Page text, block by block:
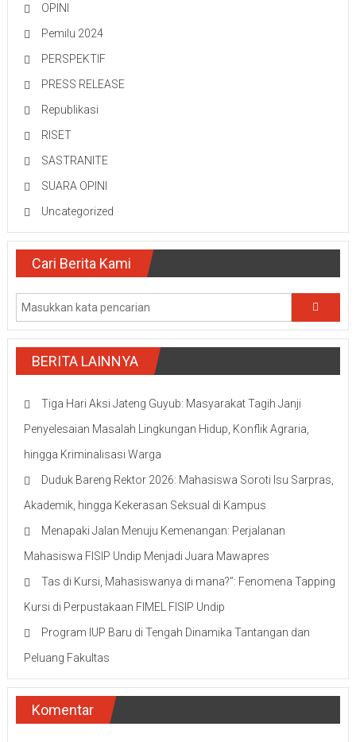
OPINI
Pemilu 2024
PERSPEKTIF
PRESS RELEASE
Republikasi
RISET
SASTRANITE
SUARA OPINI
Uncategorized
Cari Berita Kami
BERITA LAINNYA
Tiga Hari Aksi Jateng Guyub: Masyarakat Tagih Janji
Penyelesaian Masalah Lingkungan Hidup, Konflik Agraria,
hingga Kriminalisasi Warga
Duduk Bareng Rektor 2026: Mahasiswa Soroti Isu Sarpras,
Akademik, hingga Kekerasan Seksual di Kampus
Menapaki Jalan Menuju Kemenangan: Perjalanan
Mahasiswa FISIP Undip Menjadi Juara Mawapres
Tas di Kursi, Mahasiswanya di mana?”: Fenomena Tapping
Kursi di Perpustakaan FIMEL FISIP Undip
Program IUP Baru di Tengah Dinamika Tantangan dan
Peluang Fakultas
Komentar